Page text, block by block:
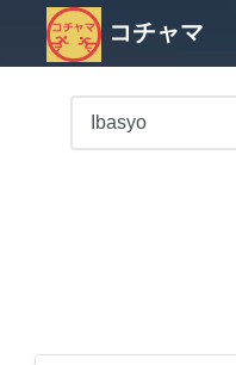
コチャマ